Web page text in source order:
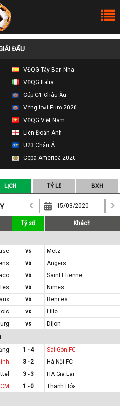
ĐẤU
VĐQG Tây Ban Nha
VĐQG Italia
Cúp C1 Châu Âu
Vòng loại Euro 2020
VĐQG Việt Nam
Liên Đoàn Anh
U23 Châu Á
Copa America 2020
LỊCH TỶ LỆ BXH
Tỷ số Khách
vs
Metz
vs
Angers
vs
Saint Etienne
vs
Nimes
vs
Rennes
vs
Lille
vs
Dijon
1 - 4
Sài Gòn FC
3 - 2
Hà Nội FC
3 - 3
HA Gia Lai
1 - 0
Thanh Hóa